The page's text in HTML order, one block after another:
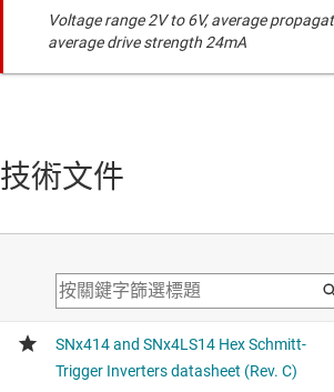
Voltage range 2V to 6V, average
average drive strength 24mA
技術文件